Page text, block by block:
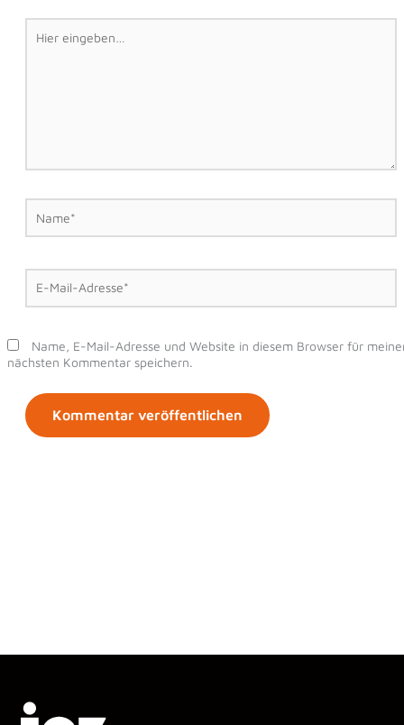
Hier
eingeben…
Name*
E-
Mail-
Adresse*
Name, E-Mail-Adresse und Website in diesem Browser für
nächsten Kommentar speichern.